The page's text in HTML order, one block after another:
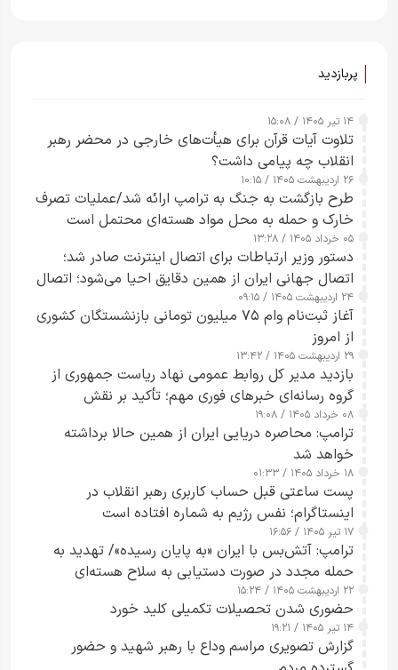
پربازدید
۱۴ تیر ۱۴۰۵ / ۱۵:۰۸
تلاوت آیات قرآن برای هیأت‌های خارجی در محضر رهبر
انقلاب چه پیامی داشت؟
۲۶ اردیبهشت ۱۴۰۵ / ۱۰:۱۵
طرح‌ بازگشت به جنگ به ترامپ ارائه شد/عملیات تصرف
خارک و حمله به محل مواد هسته‌ای محتمل است
۰۵ خرداد ۱۴۰۵ / ۱۳:۲۸
دستور وزیر ارتباطات برای اتصال اینترنت صادر شد؛
اتصال جهانی ایران از همین دقایق احیا می‌شود؛ اتصال
کامل مردم تا ۲۴ ساعت آینده
۲۴ اردیبهشت ۱۴۰۵ / ۰۹:۱۵
آغاز ثبت‌نام وام ۷۵ میلیون تومانی بازنشستگان کشوری
از امروز
۲۹ اردیبهشت ۱۴۰۵ / ۱۳:۴۲
بازدید مدیر کل روابط عمومی نهاد ریاست جمهوری از
گروه رسانه‌ای خبرهای فوری مهم؛ تأکید بر نقش
رسانه‌های هوشمند و مسئول در ارتقای آگاهی عمومی
۰۸ خرداد ۱۴۰۵ / ۱۹:۰۸
ترامپ: محاصره دریایی ایران از همین حالا برداشته
خواهد شد
۱۸ خرداد ۱۴۰۵ / ۰۱:۳۳
پست ساعتی قبل حساب کاربری رهبر انقلاب در
اینستاگرام؛ نفس رژیم به شماره افتاده است​
۱۷ تیر ۱۴۰۵ / ۱۶:۵۶
ترامپ: آتش‌بس با ایران «به پایان رسیده»/ تهدید به
حمله مجدد در صورت دستیابی به سلاح هسته‌ای
۲۲ اردیبهشت ۱۴۰۵ / ۱۵:۲۴
حضوری شدن تحصیلات تکمیلی کلید خورد
۱۴ تیر ۱۴۰۵ / ۱۹:۲۱
گزارش تصویری مراسم وداع با رهبر شهید و حضور